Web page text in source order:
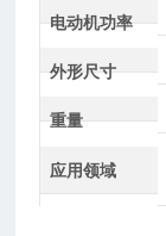
电动机功率
外形尺寸
重量
应用领域